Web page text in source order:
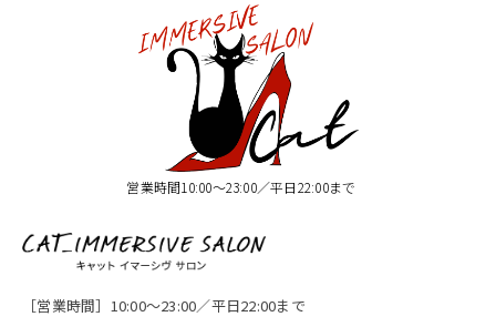
営業時間10:00〜23:00／平日22:00まで
［営業時間］10:00〜23:00／平日22:00まで